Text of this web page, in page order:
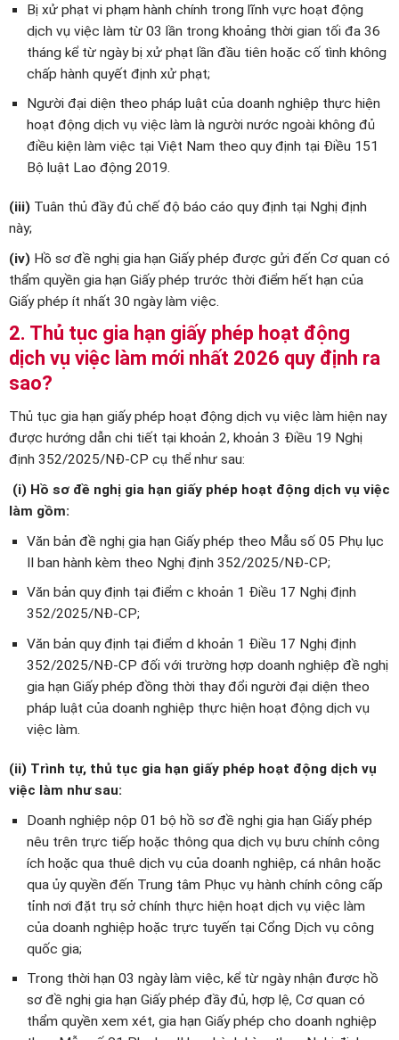
Bị xử phạt vi phạm hành chính trong lĩnh vực hoạt động
dịch vụ việc làm từ 03 lần trong khoảng thời gian tối đa 36
tháng kể từ ngày bị xử phạt lần đầu tiên hoặc cố tình không
chấp hành quyết định xử phạt;
Người đại diện theo pháp luật của doanh nghiệp thực hiện
hoạt động dịch vụ việc làm là người nước ngoài không đủ
điều kiện làm việc tại Việt Nam theo quy định tại Điều 151
Bộ luật Lao động 2019.
(iii) Tuân thủ đầy đủ chế độ báo cáo quy định tại Nghị định
này;
(iv) Hồ sơ đề nghị gia hạn Giấy phép được gửi đến Cơ quan có
thẩm quyền gia hạn Giấy phép trước thời điểm hết hạn của
Giấy phép ít nhất 30 ngày làm việc.
2. Thủ tục gia hạn giấy phép hoạt động
dịch vụ việc làm mới nhất 2026 quy định ra
sao?
Thủ tục gia hạn giấy phép hoạt động dịch vụ việc làm hiện nay
được hướng dẫn chi tiết tại khoản 2, khoản 3 Điều 19 Nghị
định 352/2025/NĐ-CP cụ thể như sau:
(i) Hồ sơ đề nghị gia hạn giấy phép hoạt động dịch vụ việc
làm gồm:
Văn bản đề nghị gia hạn Giấy phép theo Mẫu số 05 Phụ lục
II ban hành kèm theo Nghị định 352/2025/NĐ-CP;
Văn bản quy định tại điểm c khoản 1 Điều 17 Nghị định
352/2025/NĐ-CP;
Văn bản quy định tại điểm d khoản 1 Điều 17 Nghị định
352/2025/NĐ-CP đối với trường hợp doanh nghiệp đề nghị
gia hạn Giấy phép đồng thời thay đổi người đại diện theo
pháp luật của doanh nghiệp thực hiện hoạt động dịch vụ
việc làm.
(ii) Trình tự, thủ tục gia hạn giấy phép hoạt động dịch vụ
việc làm như sau:
Doanh nghiệp nộp 01 bộ hồ sơ đề nghị gia hạn Giấy phép
nêu trên trực tiếp hoặc thông qua dịch vụ bưu chính công
ích hoặc qua thuê dịch vụ của doanh nghiệp, cá nhân hoặc
qua ủy quyền đến Trung tâm Phục vụ hành chính công cấp
tỉnh nơi đặt trụ sở chính thực hiện hoạt dịch vụ việc làm
của doanh nghiệp hoặc trực tuyến tại Cổng Dịch vụ công
quốc gia;
Trong thời hạn 03 ngày làm việc, kể từ ngày nhận được hồ
sơ đề nghị gia hạn Giấy phép đầy đủ, hợp lệ, Cơ quan có
thẩm quyền xem xét, gia hạn Giấy phép cho doanh nghiệp